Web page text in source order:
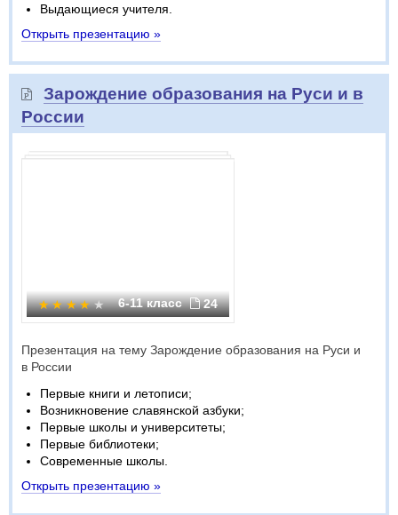
Выдающиеся учителя.
Открыть презентацию »
Зарождение образования на Руси и в
России
6-11 класс 24
Презентация на тему Зарождение образования на Руси и
в России
Первые книги и летописи;
Возникновение славянской азбуки;
Первые школы и университеты;
Первые библиотеки;
Современные школы.
Открыть презентацию »